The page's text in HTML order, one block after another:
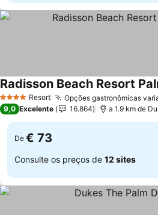
4 EstrelasResort Opções gastronômicas
Radisson Beach Resort
9,0 Excelente 16.864 a 1.9 km de
De € 73
Consulte os preços de 12 sites